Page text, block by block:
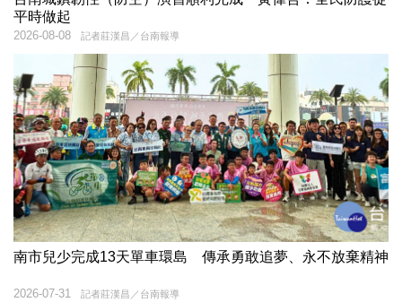
平時做起
記者莊漢昌／台南報導
2026-08-08
南市兒少完成13天單車環島 傳承勇敢追夢、永不放棄精神
記者莊漢昌／台南報導
2026-07-31